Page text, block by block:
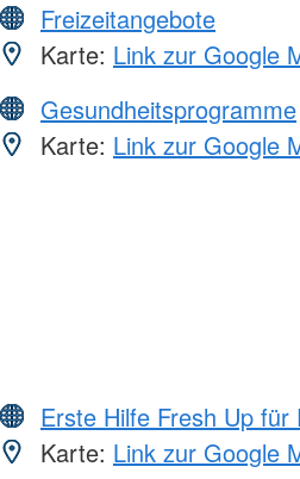
Freizeitangebote
Karte: Link zur Google
Gesundheitsprogramme
Karte: Link zur Google
Erste Hilfe Fresh Up für
Karte: Link zur Google